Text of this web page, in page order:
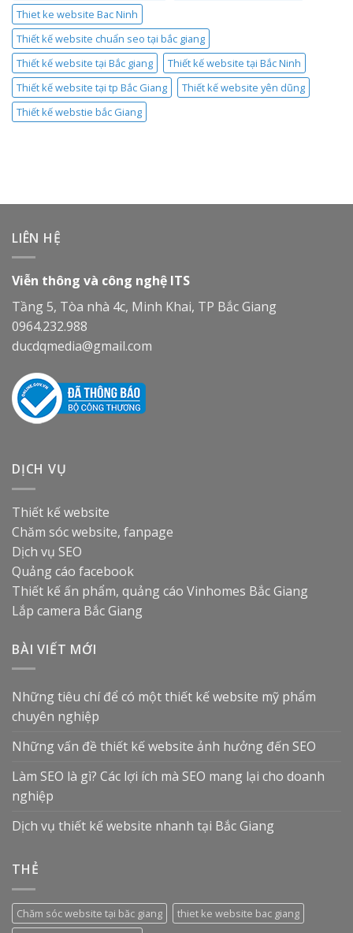
Thiet ke website Bac Ninh
Thiết kế website chuẩn seo tại bắc giang
Thiết kế website tại Bắc giang
Thiết kế website tại Bắc Ninh
Thiết kế website tại tp Bắc Giang
Thiết kế website yên dũng
Thiết kế webstie bắc Giang
LIÊN HỆ
Viễn thông và công nghệ ITS
Tầng 5, Tòa nhà 4c, Minh Khai, TP Bắc Giang
0964.232.988
ducdqmedia@gmail.com
DỊCH VỤ
Thiết kế website
Chăm sóc website, fanpage
Dịch vụ SEO
Quảng cáo facebook
Thiết kế ấn phẩm, quảng cáo Vinhomes Bắc Giang
Lắp camera Bắc Giang
BÀI VIẾT MỚI
Những tiêu chí để có một thiết kế website mỹ phẩm
chuyên nghiệp
Những vấn đề thiết kế website ảnh hưởng đến SEO
Làm SEO là gì? Các lợi ích mà SEO mang lại cho doanh
nghiệp
Dịch vụ thiết kế website nhanh tại Bắc Giang
THẺ
Chăm sóc website tại băc giang
thiet ke website bac giang